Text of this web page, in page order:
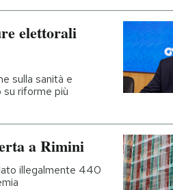
elettorali
sulla sanità e
riforme più
a Rimini
illegalmente 440